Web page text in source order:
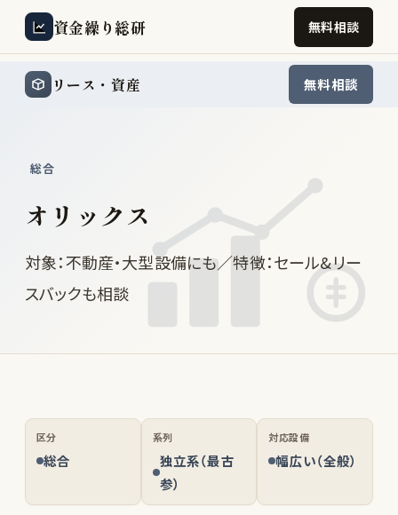
資金繰り総研 無料相談
リース・資産 無料相談
総合
オリックス
対象：不動産・大型設備にも／特徴：セール&リー
スバックも相談
区分
総合
系列
独立系（最古
参）
対応設備
幅広い（全般）